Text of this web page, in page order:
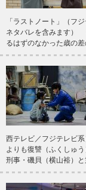
「ラストノート」（フ
ネタバレを含みます）
るはずのなかった歳の
西テレビ／フジテレビ
よりも復讐（ふくしゅ
刑事・磯貝（横山裕）